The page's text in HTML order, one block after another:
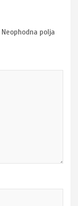
Neophodna polja